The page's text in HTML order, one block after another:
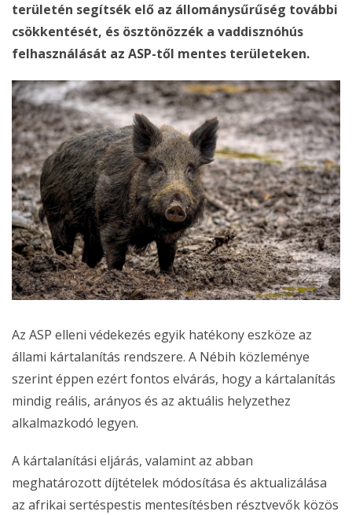
területén segítsék elő az állománysűrűség további
csökkentését, és ösztönözzék a vaddisznóhús
felhasználását az ASP-től mentes területeken.
Az ASP elleni védekezés egyik hatékony eszköze az
állami kártalanítás rendszere. A Nébih közleménye
szerint éppen ezért fontos elvárás, hogy a kártalanítás
mindig reális, arányos és az aktuális helyzethez
alkalmazkodó legyen.
A kártalanítási eljárás, valamint az abban
meghatározott díjtételek módosítása és aktualizálása
az afrikai sertéspestis mentesítésben résztvevők közös